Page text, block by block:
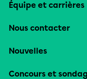
Équipe et carrières
Nous contacter
Nouvelles
Concours et